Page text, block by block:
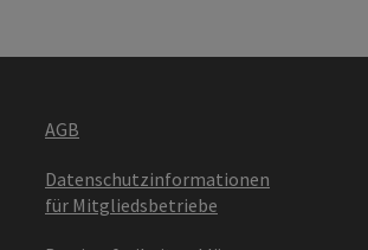
AGB
Datenschutzinformationen
für Mitgliedsbetriebe